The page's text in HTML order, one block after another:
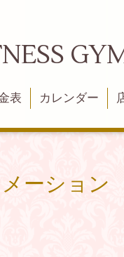
表 カレンダー
ーション